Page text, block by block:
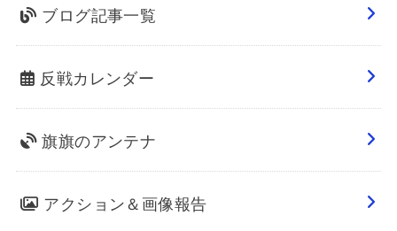
ブログ記事一覧
反戦カレンダー
旗旗のアンテナ
アクション＆画像報告